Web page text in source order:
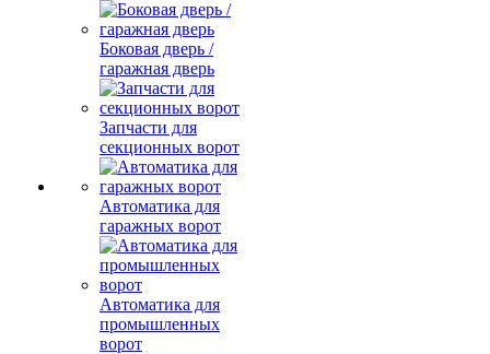
Боковая дверь /
гаражная дверь
Запчасти для
секционных ворот
Автоматика для
гаражных ворот
Автоматика для
промышленных
ворот